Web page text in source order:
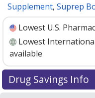
Supplement, Suprep
Lowest U.S.
Lowest
available
Drug Savings Info